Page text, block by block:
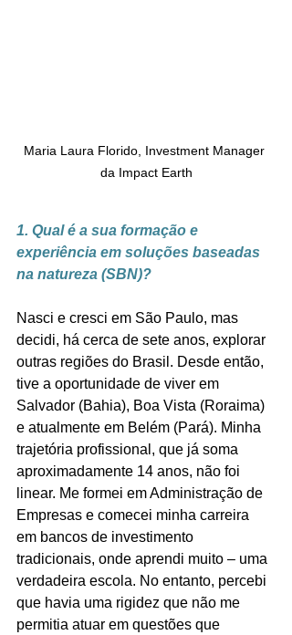
Maria Laura Florido, Investment Manager
da Impact Earth
1. Qual é a sua formação e
experiência em soluções baseadas
na natureza (SBN)?
Nasci e cresci em São Paulo, mas
decidi, há cerca de sete anos, explorar
outras regiões do Brasil. Desde então,
tive a oportunidade de viver em
Salvador (Bahia), Boa Vista (Roraima)
e atualmente em Belém (Pará). Minha
trajetória profissional, que já soma
aproximadamente 14 anos, não foi
linear. Me formei em Administração de
Empresas e comecei minha carreira
em bancos de investimento
tradicionais, onde aprendi muito – uma
verdadeira escola. No entanto, percebi
que havia uma rigidez que não me
permitia atuar em questões que